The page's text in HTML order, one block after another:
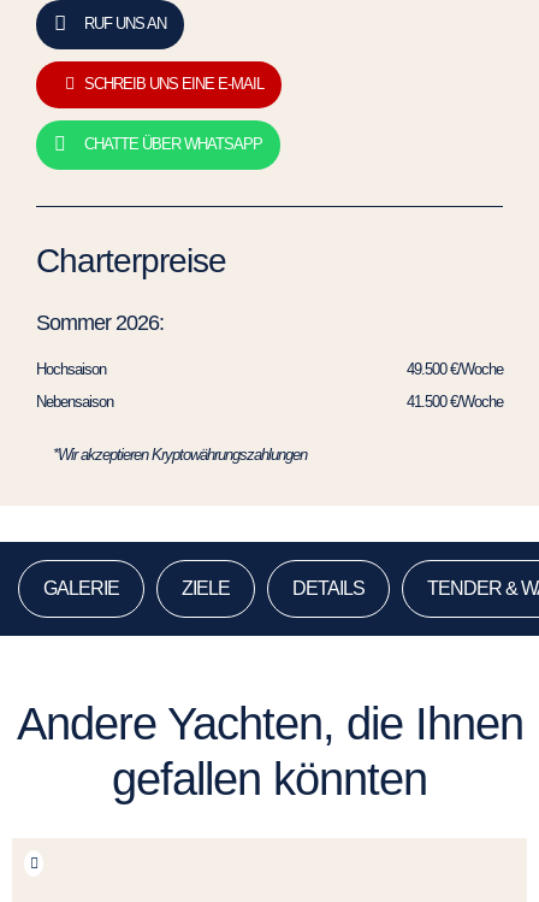
RUF UNS AN
SCHREIB UNS EINE E-MAIL
CHATTE ÜBER WHATSAPP
Charterpreise
Sommer 2026:
Hochsaison
49.500 €/Woche
Nebensaison
41.500 €/Woche
*Wir akzeptieren Kryptowährungszahlungen
GALERIE ZIELE DETAILS TENDER &
Andere Yachten, die Ihnen
gefallen könnten